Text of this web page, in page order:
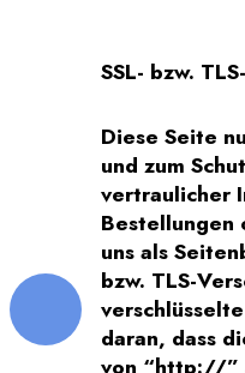
SSL- bzw.
Diese Seite
und zum
vertraulicher
Bestellungen
uns als
bzw. TLS-
daran, dass